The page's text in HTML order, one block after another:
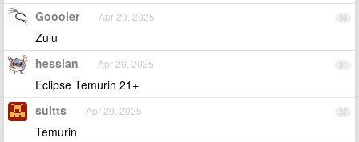
30
Goooler Apr 29, 2025
Zulu
31
hessian Apr 29, 2025
Eclipse Temurin 21+
32
suitts Apr 29, 2025
Temurin